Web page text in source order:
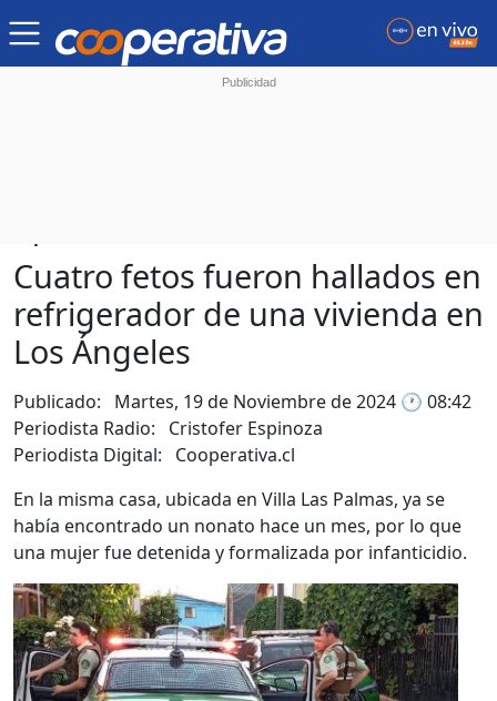
Cuatro fetos fueron hallados en
refrigerador de una vivienda en
Los Ángeles
Publicado: Martes, 19 de Noviembre de 2024 🕐 08:42
Periodista Radio: Cristofer Espinoza
Periodista Digital: Cooperativa.cl
En la misma casa, ubicada en Villa Las Palmas, ya se
había encontrado un nonato hace un mes, por lo que
una mujer fue detenida y formalizada por infanticidio.